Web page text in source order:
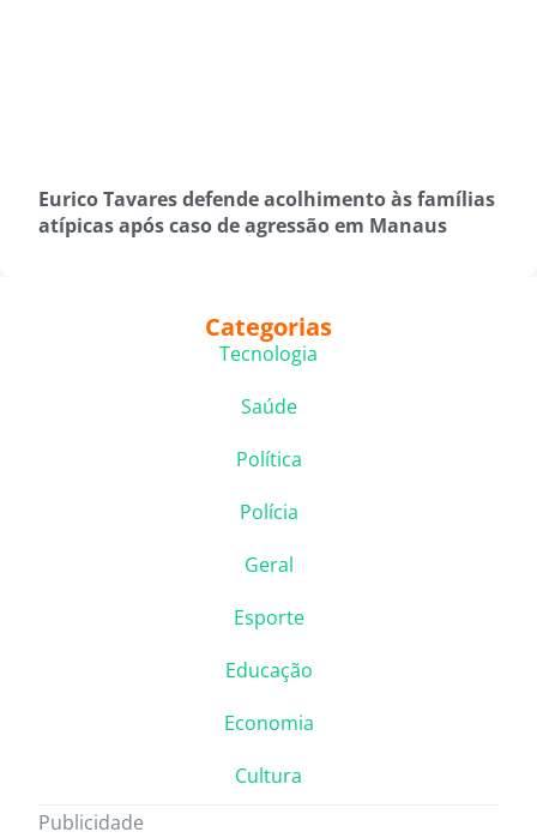
Eurico Tavares defende acolhimento às famílias
atípicas após caso de agressão em Manaus
Categorias
Tecnologia
Saúde
Política
Polícia
Geral
Esporte
Educação
Economia
Cultura
Publicidade